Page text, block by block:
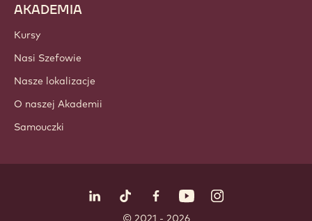
AKADEMIA
Kursy
Nasi Szefowie
Nasze lokalizacje
O naszej Akademii
Samouczki
LinkedIn Opens in a new window.
TikTok Opens in a new window.
Facebook Opens in a new
YouTubeInstagram
© 2021 - 2026